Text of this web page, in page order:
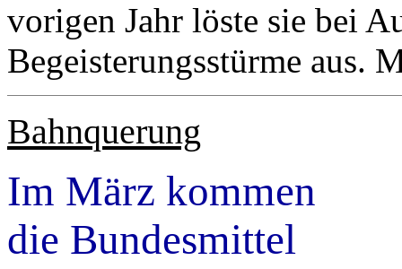
vorigen Jahr löste sie bei
Begeisterungsstürme aus.
Bahnquerung
Im März kommen
die Bundesmittel